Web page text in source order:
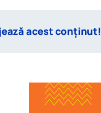
acest conținut!